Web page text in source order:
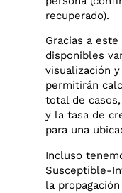
recuperado).
Gracias a
disponibles
visualización
permitirán
total de
y la tasa de
para una
Incluso
Susceptible-
la